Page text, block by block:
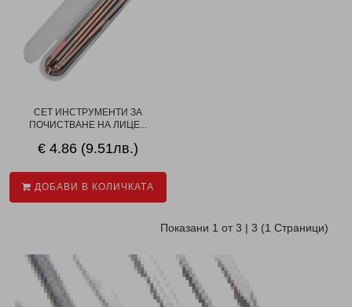
СЕТ ИНСТРУМЕНТИ ЗА
ПОЧИСТВАНЕ НА ЛИЦЕ...
€ 4.86 (9.51лв.)
ДОБАВИ В КОЛИЧКАТА
Показани 1 от 3 | 3 (1 Страници)